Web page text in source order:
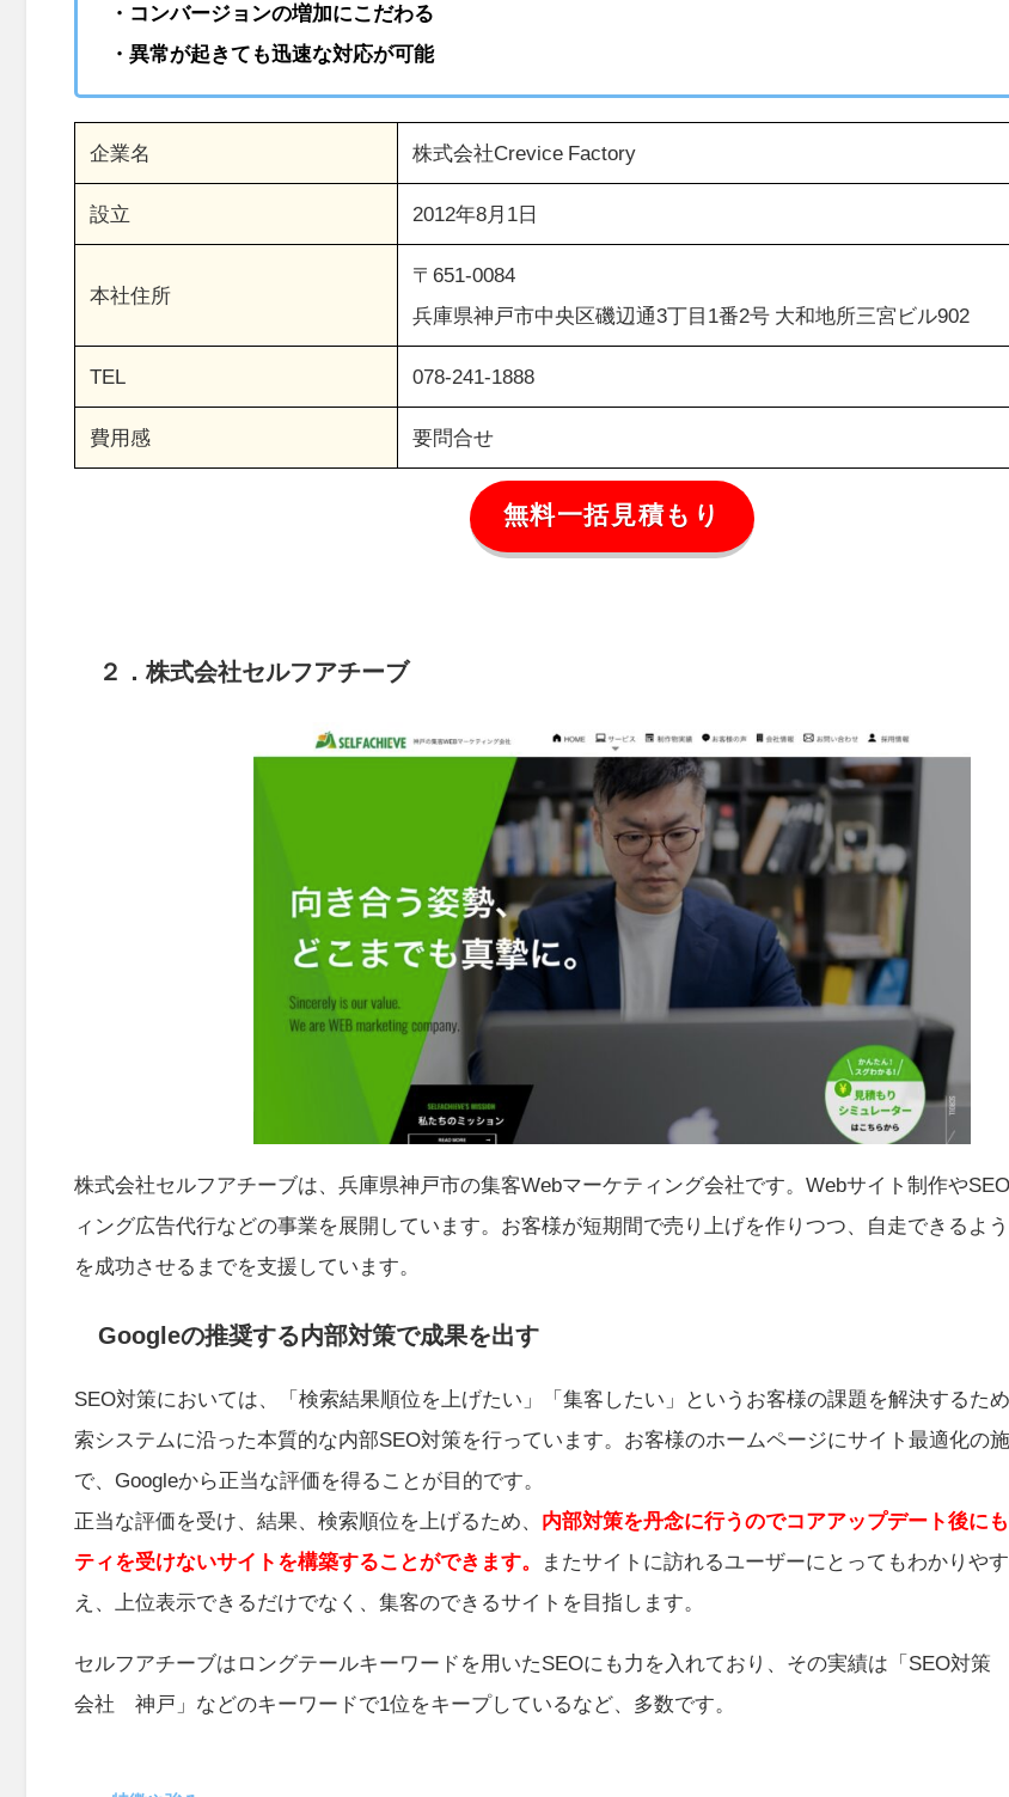
・コンバージョンの増加にこだわる
・異常が起きても迅速な対応が可能
企業名 株式会社Crevice Factory
設立 2012年8月1日
本社住所
〒651-0084
兵庫県神戸市中央区磯辺通3丁目1番2号 大和地所三宮ビル902
TEL 078-241-1888
費用感 要問合せ
無料一括見積もり
２．株式会社セルフアチーブ
株式会社セルフアチーブは、兵庫県神戸市の集客Webマーケティング会社です。Webサイト制作や
ィング広告代行などの事業を展開しています。お客様が短期間で売り上げを作りつつ、自走できるよ
を成功させるまでを支援しています。
Googleの推奨する内部対策で成果を出す
SEO対策においては、「検索結果順位を上げたい」「集客したい」というお客様の課題を解決するた
索システムに沿った本質的な内部SEO対策を行っています。お客様のホームページにサイト最適化の
で、Googleから正当な評価を得ることが目的です。
正当な評価を受け、結果、検索順位を上げるため、 内部対策を丹念に行うのでコアアップデート後に
ティを受けないサイトを構築することができます。
またサイトに訪れるユーザーにとってもわかりや
え、上位表示できるだけでなく、集客のできるサイトを目指します。
セルフアチーブはロングテールキーワードを用いたSEOにも力を入れており、その実績は「SEO対
会社 神戸」などのキーワードで1位をキープしているなど、多数です。